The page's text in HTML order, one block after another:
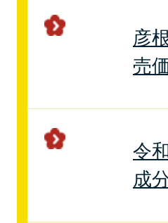
彦
売
令
成